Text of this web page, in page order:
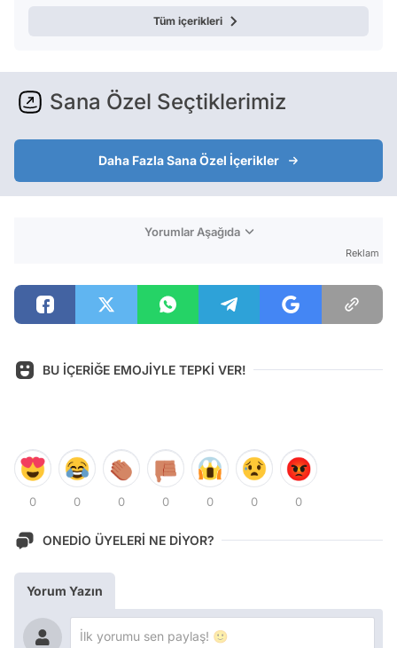
Tüm içerikleri
Sana Özel Seçtiklerimiz
Daha Fazla Sana Özel İçerikler
Yorumlar Aşağıda
Reklam
BU İÇERİĞE EMOJİYLE TEPKİ VER!
0 0 0 0 0 0 0
ONEDİO ÜYELERİ NE DİYOR?
Yorum Yazın